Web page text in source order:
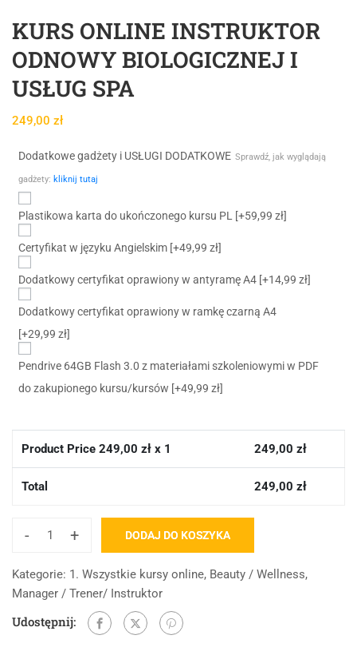
KURS ONLINE INSTRUKTOR
ODNOWY BIOLOGICZNEJ I
USŁUG SPA
249,00 zł
Dodatkowe gadżety i USŁUGI DODATKOWE Sprawdź, jak wyglądają
gadżety: kliknij tutaj
Plastikowa karta do ukończonego kursu PL [+59,99 zł]
Certyfikat w języku Angielskim [+49,99 zł]
Dodatkowy certyfikat oprawiony w antyramę A4 [+14,99 zł]
Dodatkowy certyfikat oprawiony w ramkę czarną A4
[+29,99 zł]
Pendrive 64GB Flash 3.0 z materiałami szkoleniowymi w PDF
do zakupionego kursu/kursów [+49,99 zł]
Product Price249,00 zł x 1 249,00 zł
Total 249,00 zł
- + DODAJ DO KOSZYKA
Kategorie: 1. Wszystkie kursy online, Beauty / Wellness,
Manager / Trener/ Instruktor
Udostępnij: